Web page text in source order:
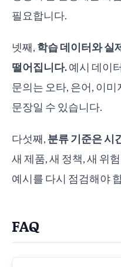
필요합니다.
넷째, 학습 데이터와 실
떨어집니다.예시 데이
문의는 오타, 은어, 이
문장일 수 있습니다.
다섯째, 분류 기준은 시
새 제품, 새 정책, 새 위
예시를 다시 점검해야
FAQ